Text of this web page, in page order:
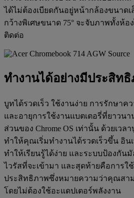
ได้ไม่ต้องเบียดกันอยู่หน้ากล้องขนาดเ
กว้างพิเศษขนาด 75° จะจับภาพทั้งห้
ติดต่อ
ทำงานได้อย่างมีประสิท
บูทได้รวดเร็ว ใช้งานง่าย การรักษา
และอายุการใช้งานแบตเตอรี่ที่ยาวนา
ส่วนของ Chrome OS เท่านั้น ด้วยเว
ทำให้คุณเริ่มทำงานได้รวดเร็วขึ้น อิน
ทำให้เรียนรู้ได้ง่าย และระบบป้องกัน
ไวรัสที่จะเข้ามา และสุดท้ายคือการใ
ประสิทธิภาพซึ่งหมายความว่าคุณสา
โดยไม่ต้องใช้อะแดปเตอร์พลังงาน